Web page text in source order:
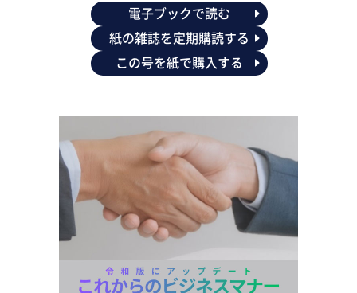
電子ブックで読む
紙の雑誌を定期購読する
この号を紙で購入する